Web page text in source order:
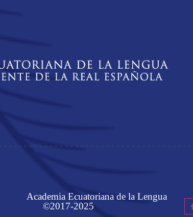
Academia Ecuatoriana de la Lengua
©2017-2025